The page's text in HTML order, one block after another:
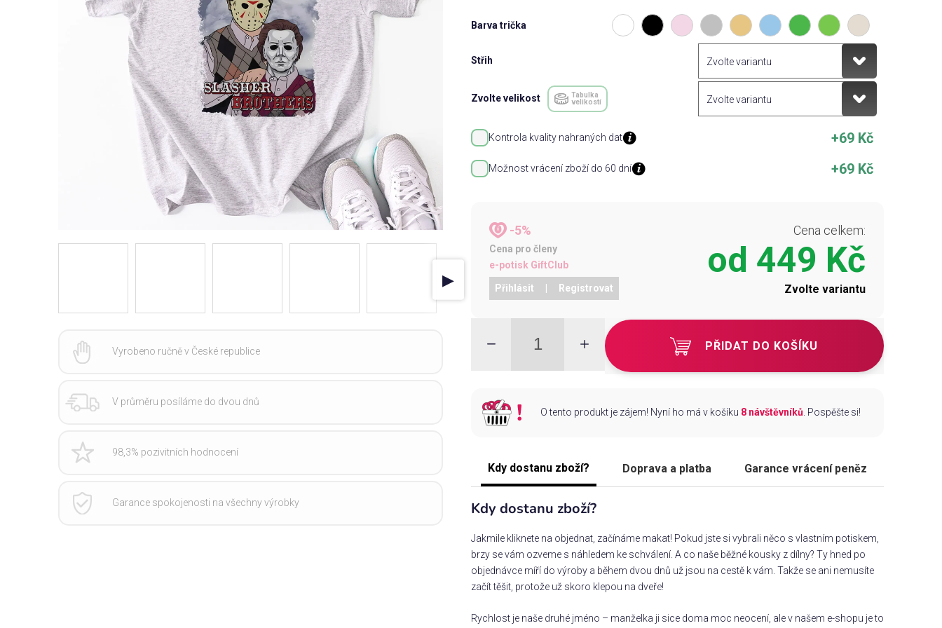
Barva trička
Střih
Zvolte velikost
Tabulka
velikostí
Kontrola kvality nahraných dat +69 Kč
Možnost vrácení zboží do 60 dní +69 Kč
-5%
Cena pro členy
e-potisk GiftClub
Přihlásit Registrovat
Cena celkem:
od 449 Kč
Zvolte variantu
PŘIDAT DO KOŠÍKU
O tento produkt je zájem! Nyní ho má v košíku 8 návštěvníků. Pospěšte si!
Kdy dostanu zboží? Doprava a platba Garance vrácení peněz
Kdy dostanu zboží?
Jakmile kliknete na objednat, začínáme makat! Pokud jste si vybrali něco s vlastním potiskem,
brzy se vám ozveme s náhledem ke schválení. A co naše běžné kousky z dílny? Ty hned po
objednávce míří do výroby a během dvou dnů už jsou na cestě k vám. Takže se ani nemusíte
začít těšit, protože už skoro klepou na dveře!
Rychlost je naše druhé jméno – manželka ji sice doma moc neocení, ale v našem e-shopu je to
▶
Vyrobeno ručně v České republice
V průměru posíláme do dvou dnů
98,3% pozivitních hodnocení
Garance spokojenosti na všechny výrobky